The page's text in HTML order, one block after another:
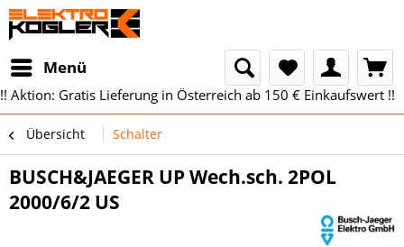
Menü
!! Aktion: Gratis Lieferung in Österreich ab 150 € Einkaufswert !!
Übersicht Schalter
BUSCH&JAEGER UP Wech.sch. 2POL
2000/6/2 US